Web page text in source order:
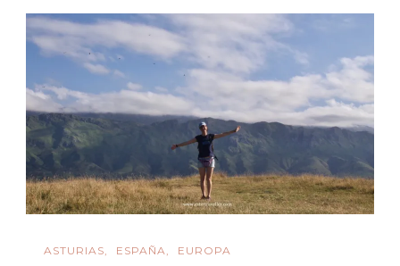
ASTURIAS ESPAÑA EUROPA